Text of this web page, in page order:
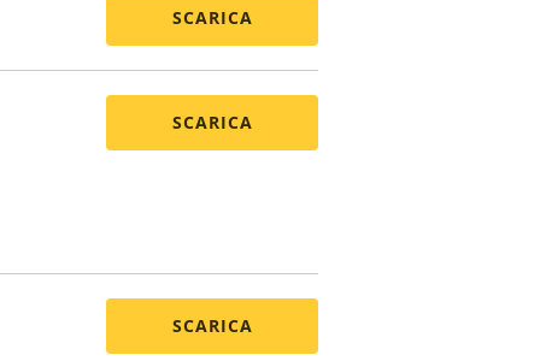
SCARICA
SCARICA
SCARICA